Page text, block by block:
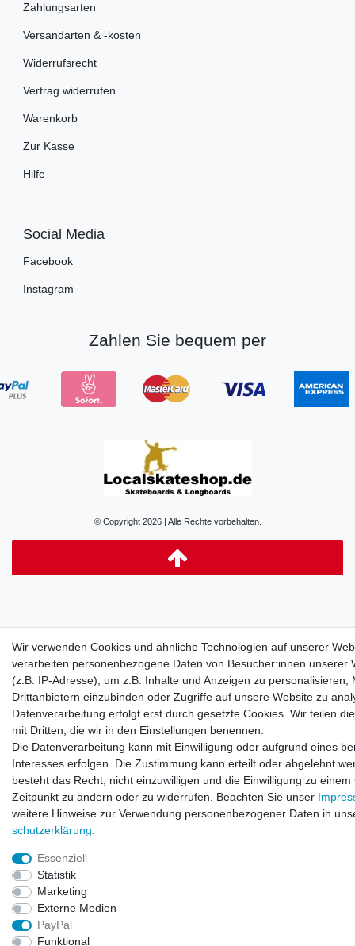
Zahlungsarten
Versandarten & -kosten
Widerrufsrecht
Vertrag widerrufen
Warenkorb
Zur Kasse
Hilfe
Social Media
Facebook
Instagram
Zahlen Sie bequem per
© Copyright 2026 | Alle Rechte vorbehalten.
Wir verwenden Cookies und ähnliche Technologien auf unserer
verarbeiten personenbezogene Daten von Besucher:innen unserer
(z.B. IP-Adresse), um z.B. Inhalte und Anzeigen zu personalisieren,
Drittanbietern einzubinden oder Zugriffe auf unsere Website zu
Datenverarbeitung erfolgt erst durch gesetzte Cookies. Wir teilen
mit Dritten, die wir in den Einstellungen benennen.
Die Datenverarbeitung kann mit Einwilligung oder aufgrund eines
Interesses erfolgen. Die Zustimmung kann erteilt oder abgelehnt
besteht das Recht, nicht einzuwilligen und die Einwilligung zu einem
Zeitpunkt zu ändern oder zu widerrufen. Beachten Sie unser
weitere Hinweise zur Verwendung personenbezogener Daten in
schutz­erklärung
Essenziell
Statistik
Marketing
Externe Medien
PayPal
Funktional